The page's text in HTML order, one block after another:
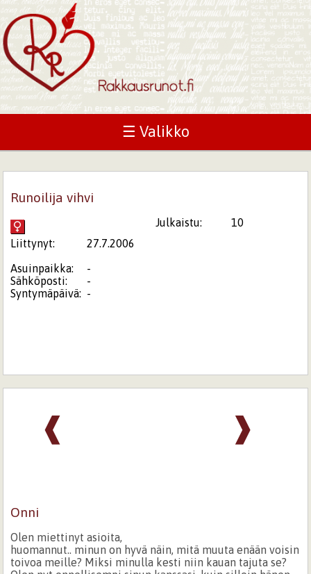
☰ Valikko
Runoilija vihvi
Julkaistu:
10
Liittynyt:
27.7.2006
Asuinpaikka:
-
Sähköposti:
-
Syntymäpäivä: -
❱
❰
Onni
Olen miettinyt asioita,
huomannut.. minun on hyvä näin, mitä muuta enään voisin
toivoa meille? Miksi minulla kesti niin kauan tajuta se?